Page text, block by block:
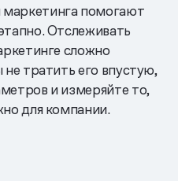
помогают
Отслеживать
сложно
тратить его впустую,
и измеряйте то,
для компании.